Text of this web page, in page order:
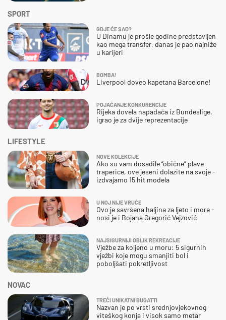
SPORT
GDJE ĆE SAD?
U Dinamu je prošle godine predstavljen
kao mega transfer, danas je pao najniže
u karijeri
BOMBA!
Liverpool doveo kapetana Barcelone!
POJAČANJE KONKURENCIJE
Rijeka dovela napadača iz Bundeslige,
igrao je za dvije reprezentacije
NOVAC
TREĆI UNIKATNI BUGATTI
Nazvan je po vrsti srednjovjekovnog
viteškog konja i visok samo metar
LIFESTYLE
NOVE KOLEKCIJE
Ako su vam dosadile “obične” plave
traperice, ove jeseni dolazite na svoje -
izdvajamo 15 hit modela
U NOJ NIJE VRUĆE
Ovo je savršena haljina za ljeto i more -
nosi je i Bojana Gregorić Vejzović
NAJSIGURNIJI OBLIK REKREACIJE
Vježbe za koljeno u moru: 5 sigurnih
vježbi koje mogu smanjiti bol i
poboljšati pokretljivost